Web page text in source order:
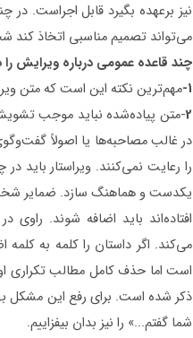
نیز برعهده بگیرد قابل اجراست.
می‌تواند تصمیم مناسبی اتخاذ کند
چند قاعده عمومی درباره ویرایش را
1- مهم‌ترین نکته این است که متن
2-متن پیاده‌شده نباید موجب
در غالب مصاحبه‌ها یا اصولاً
را رعایت نمی‌کنند. ویراستار باید
یکدست و هماهنگ سازد. ضمایر
افتاده‌اند باید اضافه شوند. راوی
می‌کند. اگر داستان را کلمه به
است اما حذف کامل مطالب تکراری او
ذکر شده است. برای رفع این مشکل
شما گفتم...» را نیز بدان بیفزاییم.